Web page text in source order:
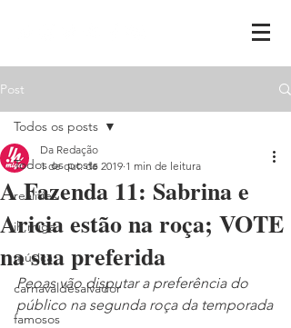
Post
Todos os posts
realities
ih,miga
música
carnavaldesalvador
famosos
Todos os posts
A Fazenda 11: Sabrina e
Aricia estão na roça; VOTE
na sua preferida
Da Redação
1 de out. de 2019 1 min de leitura
Peoas vão disputar a preferência do
público na segunda roça da temporada